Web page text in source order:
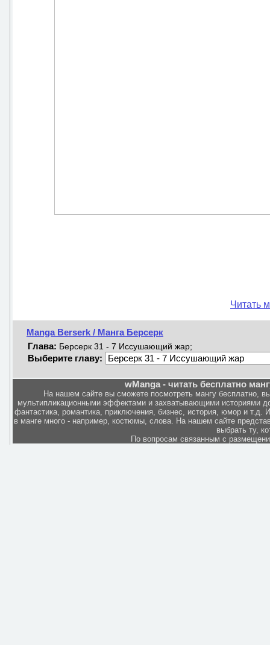
Читать
Manga Berserk / Манга Берсерк
Глава: Берсерк 31 - 7 Иссушающий жар;
Выберите главу:
wManga - читать бесплатно
На нашем сайте вы сможете посмотреть мангу бесплатно,
мультипликационными эффектами и захватывающими историями
фантастика, романтика, приключения, бизнес, история, юмор и
в манге много - например, костюмы, слова. На нашем сайте
выбрать ту,
По вопросам связанным с